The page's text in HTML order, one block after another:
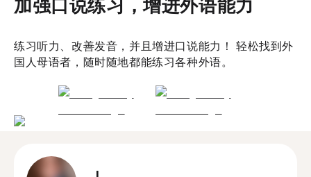
加强口说练习，增进外语能力
练习听力、改善发音，并且增进口说能力！ 轻松找到外
国人母语者，随时随地都能练习各种外语。